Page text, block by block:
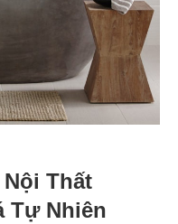
Thất
Tự Nhiên